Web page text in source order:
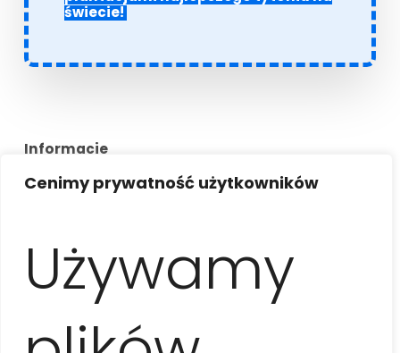
Cenimy prywatność użytkowników
Używamy
świecie!
Informacje
Całodniowy wypad do jednego z najpiękniejszych
zakątków Kuby – wpisanej na Listę UNESCO
punkcie widokowymLos Jazmines